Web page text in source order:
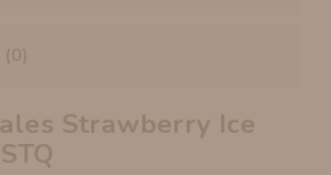
Strawberry Ice